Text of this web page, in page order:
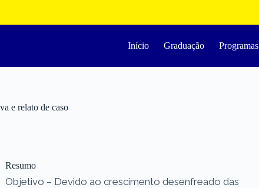
Início Graduação Programas
e relato de caso
Resumo
Objetivo – Devido ao crescimento desenfreado das